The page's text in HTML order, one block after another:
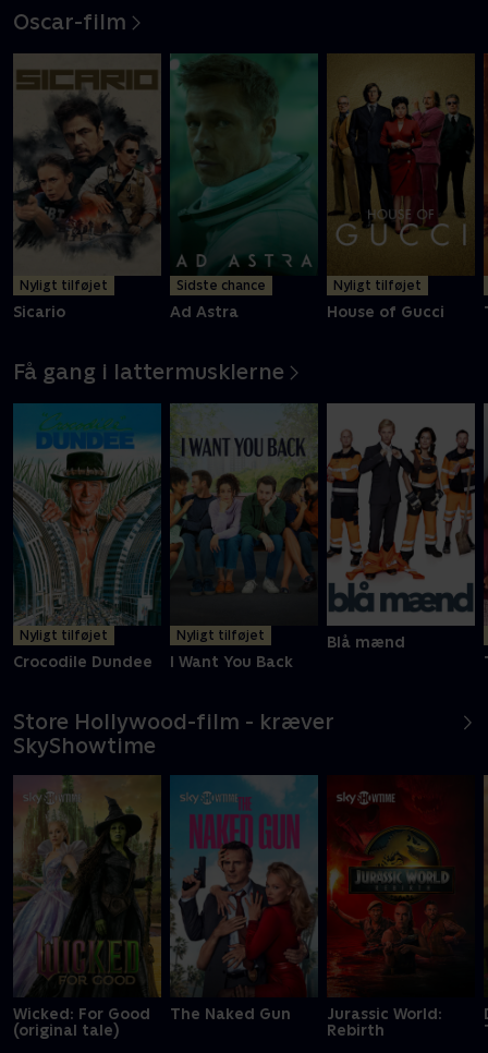
Oscar-film
Nyligt tilføjet
Sicario
Sidste chance
Ad Astra
Nyligt tilføjet
House of Gucci
Få gang i lattermusklerne
Nyligt tilføjet
Crocodile Dundee
Nyligt tilføjet
I Want You Back
Blå mænd
Store Hollywood-film - kræver
SkyShowtime
Wicked: For Good
(original tale)
The Naked Gun
Jurassic World:
Rebirth